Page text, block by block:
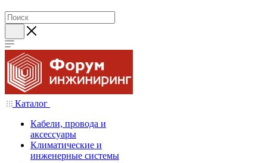
Каталог
Кабели, провода и
аксессуары
Климатические и
инженерные системы